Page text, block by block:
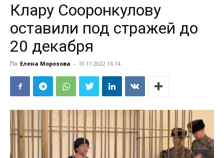
Клару Сооронкулову
оставили под стражей до
20 декабря
По Елена Морозова - 10.11.2022 16:14